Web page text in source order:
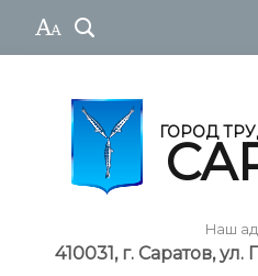
ГОРОД
Наш
410031, г. Саратов,